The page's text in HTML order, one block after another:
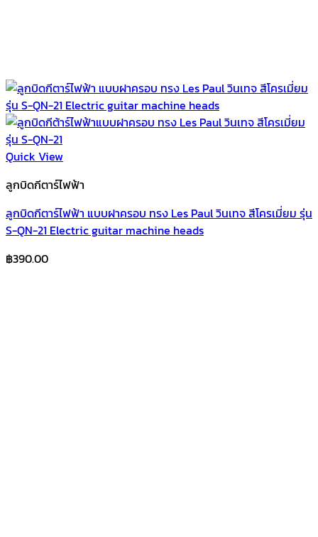
Quick View
ลูกบิดกีตาร์ไฟฟ้า
ลูกบิดกีตาร์ไฟฟ้า แบบฝาครอบ ทรง Les Paul วินเทจ สีโครเมี่ยม รุ่น
S-QN-21 Electric guitar machine heads
฿390.00